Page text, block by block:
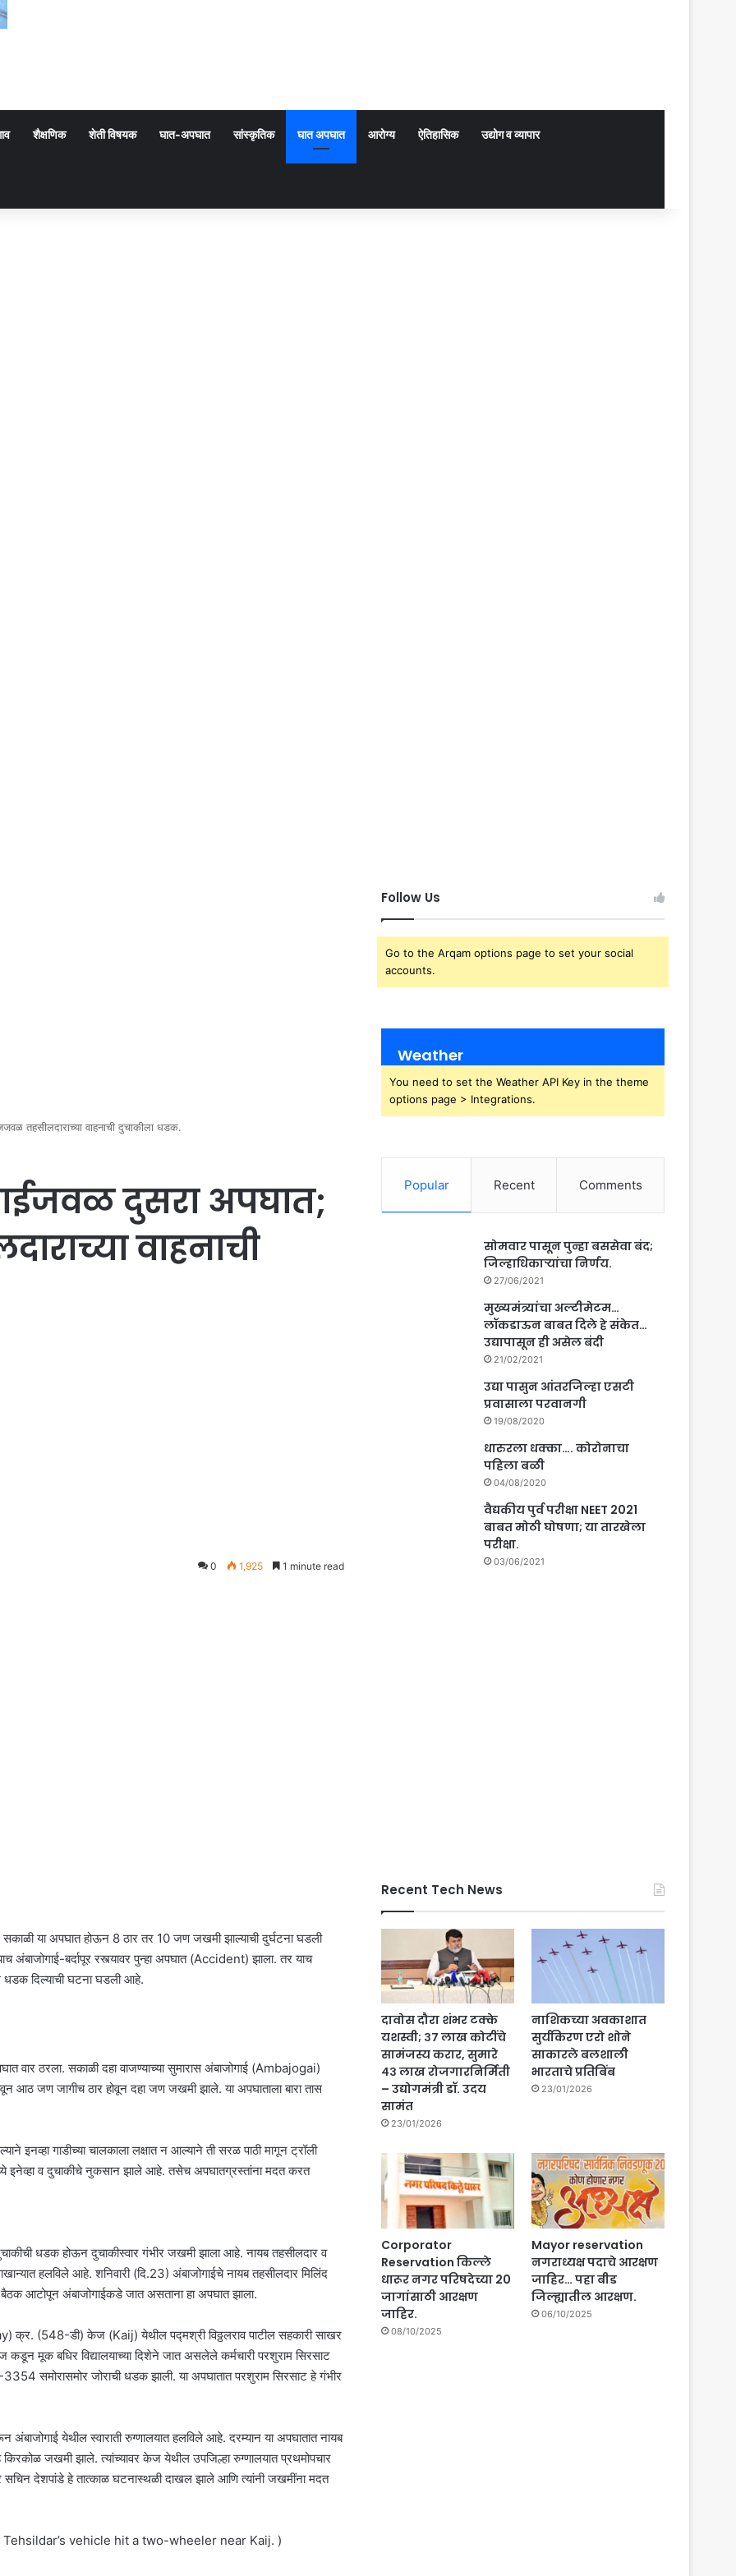
शैक्षणिक शेती विषयक घात-अपघात सांस्कृतिक घात अपघात आरोग्य ऐतिहासिक उद्योग व व्यापार
तहसीलदाराच्या वाहनाची दुचाकीला धडक.
दुसरा अपघात;
वाहनाची
0 1,925 1 minute read
या अपघात होऊन 8 ठार तर 10 जण जखमी झाल्याची दुर्घटना घडली
अंबाजोगाई-बर्दापूर रस्त्यावर पुन्हा अपघात (Accident) झाला. तर याच
धडक दिल्याची घटना घडली आहे.
वार ठरला. सकाळी दहा वाजण्याच्या सुमारास अंबाजोगाई (Ambajogai)
आठ जण जागीच ठार होवून दहा जण जखमी झाले. या अपघाताला बारा तास
इनव्हा गाडीच्या चालकाला लक्षात न आल्याने ती सरळ पाठी मागून ट्रॉली
इनेव्हा व दुचाकीचे नुकसान झाले आहे. तसेच अपघातग्रस्तांना मदत करत
धडक होऊन दुचाकीस्वार गंभीर जखमी झाला आहे. नायब तहसीलदार व
हलविले आहे. शनिवारी (दि.23) अंबाजोगाईचे नायब तहसीलदार मिलिंद
आटोपून अंबाजोगाईकडे जात असताना हा अपघात झाला.
क्र. (548-डी) केज (Kaij) येथील पद्मश्री विठ्ठलराव पाटील सहकारी साखर
मूक बधिर विद्यालयाच्या दिशेने जात असलेले कर्मचारी परशुराम सिरसाट
समोरासमोर जोराची धडक झाली. या अपघातात परशुराम सिरसाट हे गंभीर
येथील स्वाराती रुग्णालयात हलविले आहे. दरम्यान या अपघातात नायब
जखमी झाले. त्यांच्यावर केज येथील उपजिल्हा रुग्णालयात प्रथमोपचार
सचिन देशपांडे हे तात्काळ घटनास्थळी दाखल झाले आणि त्यांनी जखमींना मदत
vehicle hit a two-wheeler near Kaij. )
Follow Us
Go to the Arqam options page to set your social
accounts.
Weather
You need to set the Weather API Key in the theme
options page > Integrations.
Popular Recent Comments
सोमवार पासून पुन्हा बससेवा बंद;
जिल्हाधिकाऱ्यांचा निर्णय.
27/06/2021
मुख्यमंत्र्यांचा अल्टीमेटम…
लॉकडाऊन बाबत दिले हे संकेत…
उद्यापासून ही असेल बंदी
21/02/2021
उद्या पासुन आंतरजिल्हा एसटी
प्रवासाला परवानगी
19/08/2020
धारुरला धक्का…. कोरोनाचा
पहिला बळी
04/08/2020
वैद्यकीय पुर्व परीक्षा NEET 2021
बाबत मोठी घोषणा; या तारखेला
परीक्षा.
03/06/2021
Recent Tech News
दावोस दौरा शंभर टक्के
यशस्वी; ३७ लाख कोटींचे
सामंजस्य करार, सुमारे
४३ लाख रोजगारनिर्मिती
– उद्योगमंत्री डॉ. उदय
सामंत
23/01/2026
नाशिकच्या अवकाशात
सुर्यकिरण एरो शोने
साकारले बलशाली
भारताचे प्रतिबिंब
23/01/2026
Corporator
Reservation किल्ले
धारूर नगर परिषदेच्या 20
जागांसाठी आरक्षण
जाहिर.
08/10/2025
Mayor reservation
नगराध्यक्ष पदाचे आरक्षण
जाहिर… पहा बीड
जिल्ह्यातील आरक्षण.
06/10/2025